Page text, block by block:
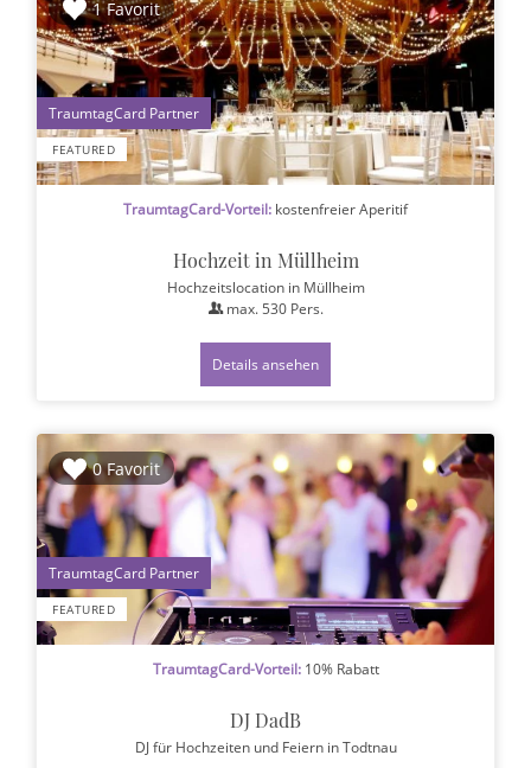
1 Favorit
FEATURED
1
TraumtagCard-Vorteil: kostenfreier Aperitif
Hochzeit in Müllheim
Hochzeitslocation in Müllheim
max. 530Pers.
Details ansehen
0 Favorit
FEATURED
1
TraumtagCard-Vorteil:10% Rabatt
DJ DadB
DJ für Hochzeiten und Feiern in Todtnau